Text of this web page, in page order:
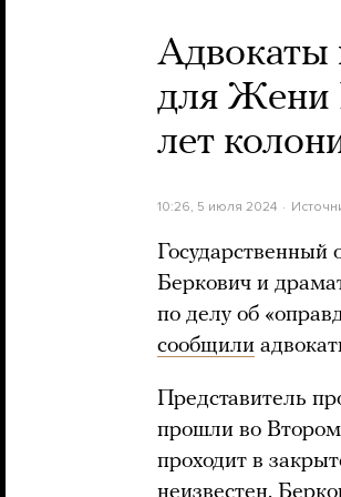
Адвокаты
для Жени
лет
10:26, 5 июля 2024
Государственный
Беркович и
по делу об
сообщили
Представитель
прошли во
проходит в
неизвестен.